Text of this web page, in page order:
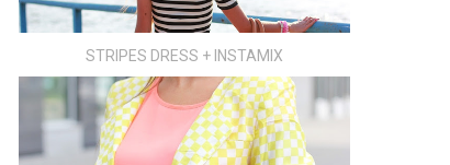
STRIPES DRESS + INSTAMIX